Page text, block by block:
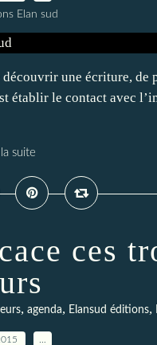
Elan sud
une écriture, de
établir le contact avec
suite
ces
, agenda, Elansud éditions,